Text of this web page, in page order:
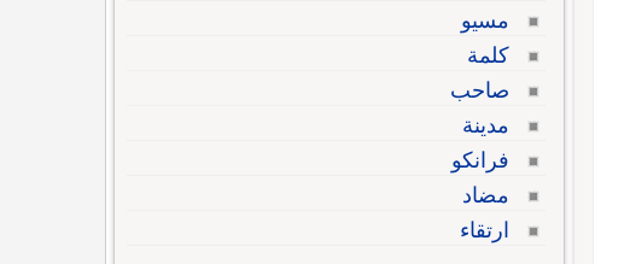
مسيو
كلمة
صاحب
مدينة
فرانكو
مضاد
ارتقاء